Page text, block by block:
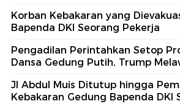
Korban Kebakaran yang
Bapenda DKI Seorang Pekerja
Pengadilan Perintahkan Setop
Dansa Gedung Putih, Trump
Jl Abdul Muis Ditutup hingga
Kebakaran Gedung Bapenda DKI